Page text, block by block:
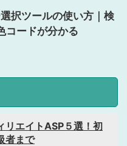
択ツールの使い方｜検
コードが分かる
リエイトASP５選！初
者まで